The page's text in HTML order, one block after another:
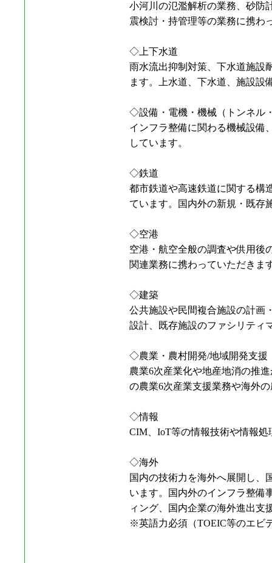
小河川の氾濫解析の業務、砂防
震検討・持管理等の業務に携わ
◇上下水道
雨水流出抑制対策、下水道施設
ます。上水道、下水道、施設設
◇設備・電機・機械（トンネル
インフラ整備に関わる機械設備
しています。
◇鉄道
都市鉄道や高速鉄道に関する構
ています。国内外の新規・既存
◇空港
空港・航空全般の調査や供用後
関連業務に携わっていただきま
◇建築
公共施設や民間複合施設の計画
設計、既存施設のファシリティ
◇農業・農村開発/地域開発支援
農業6次産業化や地産地消の推
の農業6次産業支援業務や海外
◇情報
CIM、IoT等の情報技術や情報
◇海外
国内の技術力を海外へ展開し、
います。国内外のインフラ整備
ィング、国内企業の海外進出支
※英語力必須（TOEIC等のエビ